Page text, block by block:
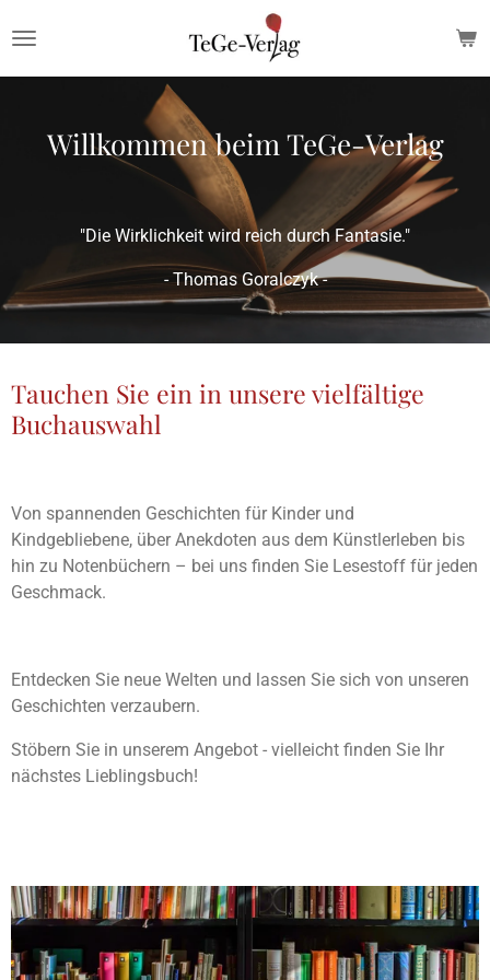
Hauptinhalt
springen
Willkommen beim TeGe-Verlag
"Die Wirklichkeit wird reich durch Fantasie."
- Thomas Goralczyk -
Tauchen Sie ein in unsere vielfältige
Buchauswahl
Von spannenden Geschichten für Kinder und
Kindgebliebene, über Anekdoten aus dem Künstlerleben bis
hin zu Notenbüchern – bei uns finden Sie Lesestoff für jeden
Geschmack.
Entdecken Sie neue Welten und lassen Sie sich von unseren
Geschichten verzaubern.
Stöbern Sie in unserem Angebot - vielleicht finden Sie Ihr
nächstes Lieblingsbuch!